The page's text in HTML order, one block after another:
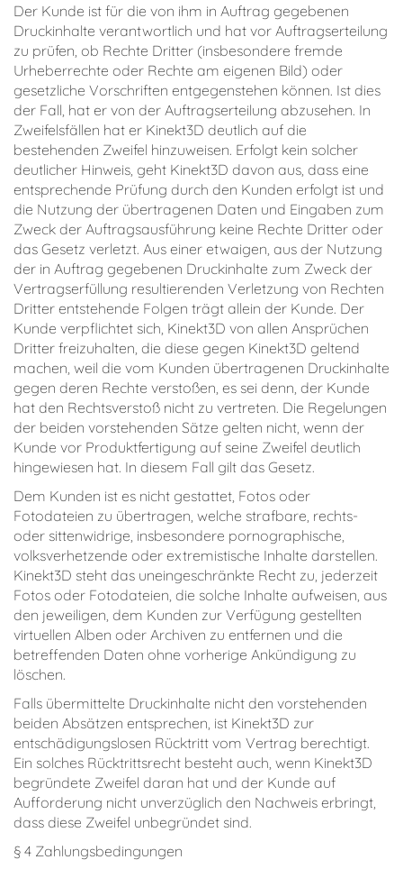
Der Kunde ist für die von ihm in Auftrag gegebenen
Druckinhalte verantwortlich und hat vor Auftragserteilung
zu prüfen, ob Rechte Dritter (insbesondere fremde
Urheberrechte oder Rechte am eigenen Bild) oder
gesetzliche Vorschriften entgegenstehen können. Ist dies
der Fall, hat er von der Auftragserteilung abzusehen. In
Zweifelsfällen hat er Kinekt3D deutlich auf die
bestehenden Zweifel hinzuweisen. Erfolgt kein solcher
deutlicher Hinweis, geht Kinekt3D davon aus, dass eine
entsprechende Prüfung durch den Kunden erfolgt ist und
die Nutzung der übertragenen Daten und Eingaben zum
Zweck der Auftragsausführung keine Rechte Dritter oder
das Gesetz verletzt. Aus einer etwaigen, aus der Nutzung
der in Auftrag gegebenen Druckinhalte zum Zweck der
Vertragserfüllung resultierenden Verletzung von Rechten
Dritter entstehende Folgen trägt allein der Kunde. Der
Kunde verpflichtet sich, Kinekt3D von allen Ansprüchen
Dritter freizuhalten, die diese gegen Kinekt3D geltend
machen, weil die vom Kunden übertragenen Druckinhalte
gegen deren Rechte verstoßen, es sei denn, der Kunde
hat den Rechtsverstoß nicht zu vertreten. Die Regelungen
der beiden vorstehenden Sätze gelten nicht, wenn der
Kunde vor Produktfertigung auf seine Zweifel deutlich
hingewiesen hat. In diesem Fall gilt das Gesetz.
Dem Kunden ist es nicht gestattet, Fotos oder
Fotodateien zu übertragen, welche strafbare, rechts-
oder sittenwidrige, insbesondere pornographische,
volksverhetzende oder extremistische Inhalte darstellen.
Kinekt3D steht das uneingeschränkte Recht zu, jederzeit
Fotos oder Fotodateien, die solche Inhalte aufweisen, aus
den jeweiligen, dem Kunden zur Verfügung gestellten
virtuellen Alben oder Archiven zu entfernen und die
betreffenden Daten ohne vorherige Ankündigung zu
löschen.
Falls übermittelte Druckinhalte nicht den vorstehenden
beiden Absätzen entsprechen, ist Kinekt3D zur
entschädigungslosen Rücktritt vom Vertrag berechtigt.
Ein solches Rücktrittsrecht besteht auch, wenn Kinekt3D
begründete Zweifel daran hat und der Kunde auf
Aufforderung nicht unverzüglich den Nachweis erbringt,
dass diese Zweifel unbegründet sind.
§ 4 Zahlungsbedingungen